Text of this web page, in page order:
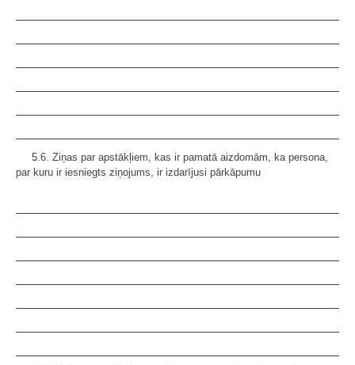
5.6. Ziņas par apstākļiem, kas ir pamatā aizdomām, ka persona,
par kuru ir iesniegts ziņojums, ir izdarījusi pārkāpumu